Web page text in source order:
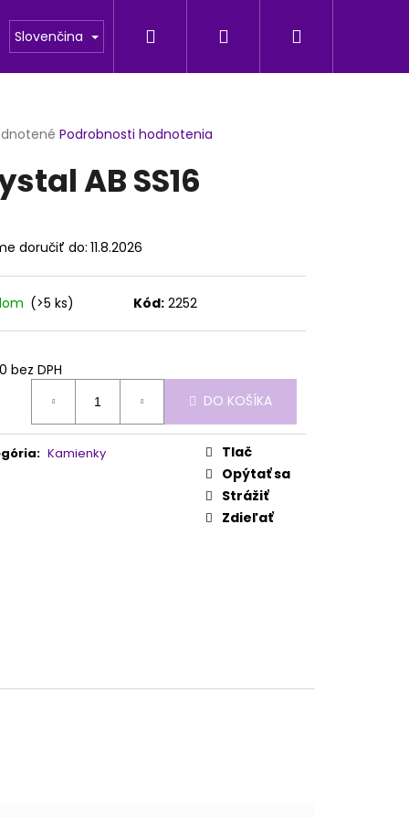
Fotogaleria
Slovenčina Hľadať Prihlásenie
Podrobnosti hodnotenia
AB SS16
doručiť do: 11.8.2026
(>5 ks) Kód: 2252
bez DPH
DO KOŠÍKA
: Kamienky
Tlač
Opýtať sa
Strážiť
Zdieľať